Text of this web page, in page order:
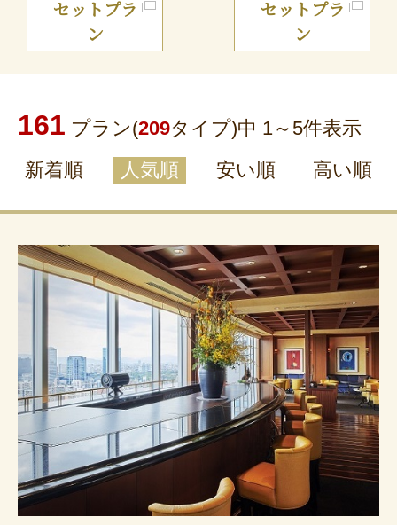
セットプラ
ン
セットプラ
ン
161 プラン(209タイプ)中 1～ 5件表示
新着順
人気順 安い順 高い順